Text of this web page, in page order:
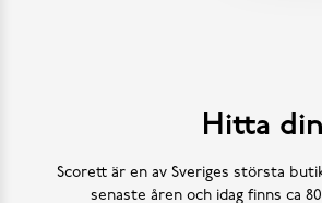
Hitta
Scorett är en av Sveriges största
senaste åren och idag finns ca